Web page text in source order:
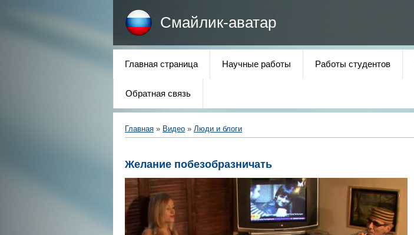
Смайлик-аватар
Главная страница Научные работы Работы студентов
Обратная связь
Главная » Видео » Люди и блоги
Желание побезобразничать